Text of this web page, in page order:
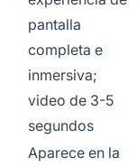
pantalla
completa e
inmersiva;
video de 3-5
segundos
Aparece en la